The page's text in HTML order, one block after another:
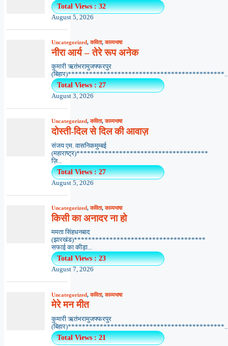
Total Views : 32
August 5, 2026
Uncategorized,कविता,काव्यभाषा
नीरा आर्य – तेरे रूप अनेक
कुमारी ऋतंभरामुजफ्फरपुर
Total Views : 27
August 3, 2026
Uncategorized,कविता,काव्यभाषा
दोस्ती-दिल से दिल की आवाज़
संजय एम. वासनिकमुम्बई
(महाराष्ट्र)*************************************
ज़ि...
Total Views : 27
August 5, 2026
Uncategorized,कविता,काव्यभाषा
किसी का अनादर ना हो
ममता सिंहधनबाद
(झारखंड)*************************************
सफाई का कीड़ा...
Total Views : 23
August 7, 2026
Uncategorized,कविता,काव्यभाषा
मेरे मन मीत
कुमारी ऋतंभरामुजफ्फरपुर
Total Views : 21